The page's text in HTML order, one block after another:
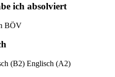
ich absolviert
BÖV
(B2) Englisch (A2)